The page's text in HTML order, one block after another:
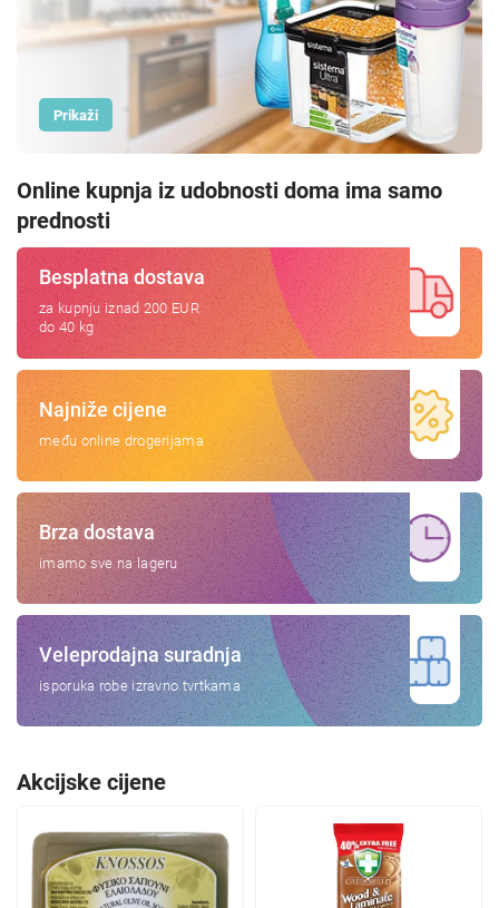
Prikaži
Besplatna dostava
za kupnju iznad 200 EUR
do 40 kg
Najniže cijene
među online drogerijama
Brza dostava
imamo sve na lageru
Veleprodajna suradnja
isporuka robe izravno tvrtkama
Akcijske cijene